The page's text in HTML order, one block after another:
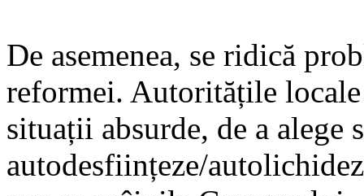
De asemenea, se ridică
reformei. Autoritățile
situații absurde, de a alege
autodesființeze/